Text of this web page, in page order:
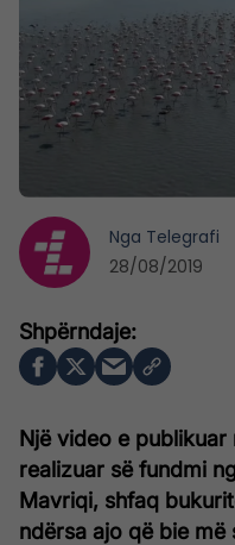
Një video e publikuar
realizuar së fundmi
Mavriqi, shfaq
ndërsa ajo që bie më
Nga Telegrafi
28/08/2019